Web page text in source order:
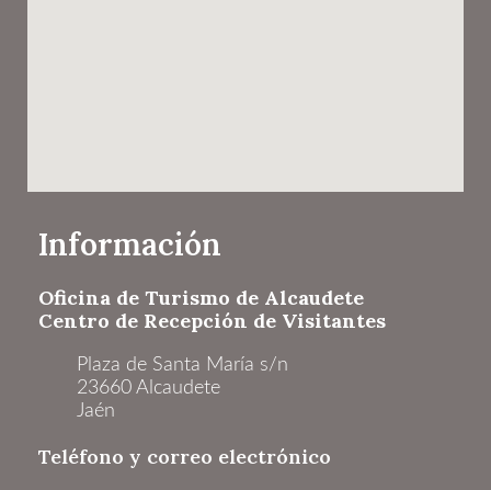
Información
Oficina de Turismo de Alcaudete
Centro de Recepción de Visitantes
Plaza de Santa María s/n
23660 Alcaudete
Jaén
Teléfono y correo electrónico